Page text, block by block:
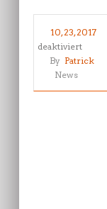
10, 23, 2017
deaktiviertfür
SAVE
DATE
By Patrick
News